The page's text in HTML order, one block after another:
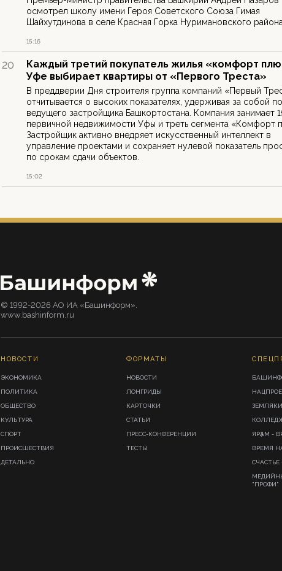
осмотрел школу имени Героя Советского Союза Гимая
Шайхутдинова в селе Красная Горка Нуримановского района.
15:16
20
Каждый третий покупатель жилья «комфорт
Уфе выбирает квартиры от «Первого Треста»
В преддверии Дня строителя группа компаний «Первый
отчитывается о высоких показателях, удерживая за собой
ведущего застройщика Башкортостана. Компания занимает
первичной недвижимости Уфы и треть сегмента «Комфорт
Застройщик активно внедряет искусственный интеллект в
управление проектами и сохраняет нулевой показатель
по срокам сдачи объектов.
15:02
© 1992-2026 АО ИА «Башинформ».
www.bashinform.ru
НОВОСТИ
ЭКОНОМИКА
ПОЛИТИКА
ОБЩЕСТВО
КУЛЬТУРА
СПОРТ
ПРОИСШЕСТВИЯ
ДЕТАЛЬНО
ФОРМАТЫ
НОВОСТИ
ЛОНГРИДЫ
КАРТОЧКИ
СТАТЬИ
ПРЕСС-КОНФЕРЕНЦИИ
ТЕСТЫ
ЗЕМЛЯКИ
ЯРҘАМ -
ВРЕМЯ
СЧАСТЬЕ
"ПРОФИ"